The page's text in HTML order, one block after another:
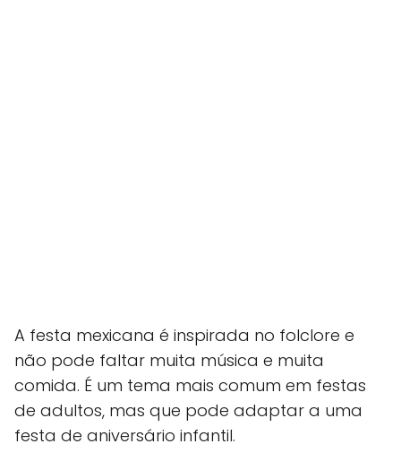
A festa mexicana é inspirada no folclore e
não pode faltar muita música e muita
comida. É um tema mais comum em festas
de adultos, mas que pode adaptar a uma
festa de aniversário infantil.